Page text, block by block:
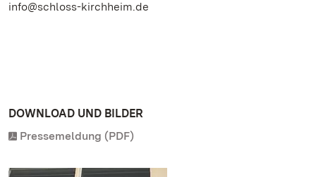
info@schloss-kirchheim.de
DOWNLOAD UND BILDER
Pressemeldung (PDF)